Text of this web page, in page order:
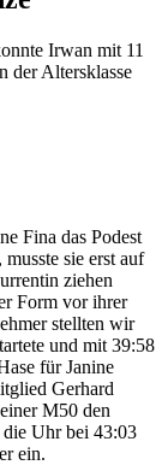
Irwan mit 11
der Altersklasse
Fina das Podest
sie erst auf
ziehen
Form vor ihrer
stellten wir
und mit 39:58
für Janine
Gerhard
M50 den
Uhr bei 43:03
ein.